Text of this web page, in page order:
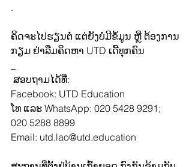
.
ຄິດຈະໄປຮຽນຕໍ່ ແຕ່ຍັງບໍ່ມີຂໍ້ມູນ ຫຼື ຕ້ອງການ
ກຽມ ຢ່າລືມຄິດຫາ UTD ເດີ້ທຸກຄົນ
ສອບຖາມໄດ້ທີ່:
Facebook: UTD Education
ໂທ ແລະ WhatsApp: 020 5428 9291;
020 5288 8899
Email: utd.lao@utd.education